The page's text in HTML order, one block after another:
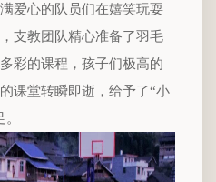
爱心的队员们在嬉笑玩耍
支教团队精心准备了羽毛
彩的课程，孩子们极高的
课堂转瞬即逝，给予了“小